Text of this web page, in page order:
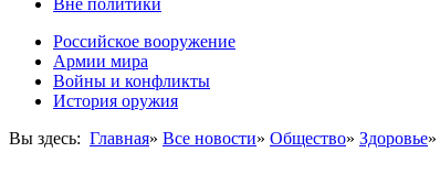
Вне политики
Российское вооружение
Армии мира
Войны и конфликты
История оружия
Вы здесь: Главная» Все новости» Общество» Здоровье»